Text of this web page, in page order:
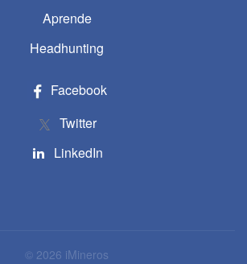
Aprende
Headhunting
Facebook
Twitter
LinkedIn
© 2026 iMineros